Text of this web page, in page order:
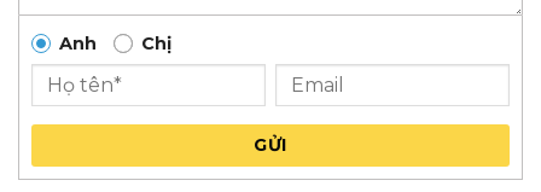
Anh Chị
GỬI